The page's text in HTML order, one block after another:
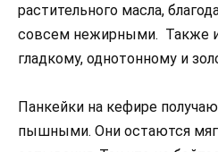
растительного масла,
совсем нежирными. Также
гладкому, однотонному и
Панкейки на кефире
пышными. Они остаются